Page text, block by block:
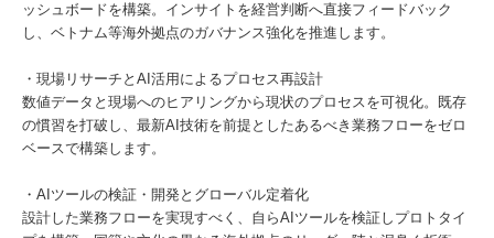
ッシュボードを構築。インサイトを経営判断へ直接フィードバック
し、ベトナム等海外拠点のガバナンス強化を推進します。
・現場リサーチとAI活用によるプロセス再設計
数値データと現場へのヒアリングから現状のプロセスを可視化。既存
の慣習を打破し、最新AI技術を前提としたあるべき業務フローをゼロ
ベースで構築します。
・AIツールの検証・開発とグローバル定着化
設計した業務フローを実現すべく、自らAIツールを検証しプロトタイ